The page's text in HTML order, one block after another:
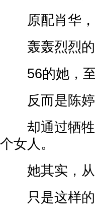
原配肖华，
轰轰烈烈的
56的她，至
反而是陈婷
却通过牺牲
个女人。
她其实，从
只是这样的